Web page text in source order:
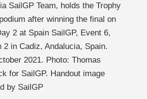
SailGP Team, holds the Trophy
after winning the final on
2 at Spain SailGP, Event 6,
2 in Cadiz, Andalucia, Spain.
2021. Photo: Thomas
for SailGP. Handout image
by SailGP